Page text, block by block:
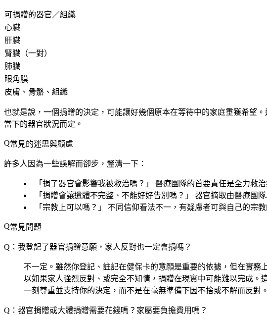
可捐贈的器官／組織
心臟
肝臟
腎臟（一對）
肺臟
眼角膜
皮膚、骨骼、組織
也就是說，一個捐贈的決定，可能讓好幾個原本在等待中的家庭重獲希
當下的器官狀況而定。
常見的迷思與顧慮
許多人因為一些誤解而卻步，釐清一下：
「捐了器官會影響我被救治嗎？」
醫療團隊的首要責任是全力救
「捐贈會讓遺體不完整、不能好好告別嗎？」
器官摘取由醫療團
「宗教上可以嗎？」
不同信仰看法不一，有疑慮者可與自己的宗
常見問題
Q：我登記了器官捐贈意願，家人反對也一定會捐嗎？
不一定。雖然你登記、註記在健保卡的意願是重要的依據，但在實
以如果家人強烈反對、或完全不知情，捐贈在現實中可能難以完成
一刻尊重並支持你的決定，而不是在毫無準備下因不捨或不解而反對
Q：器官捐贈或大體捐贈需要花錢嗎？家屬要負擔費用嗎？